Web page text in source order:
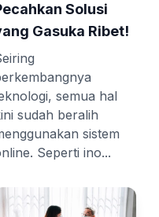
Solusi
Gasuka Ribet!
semua hal
sudah beralih
sistem
Seperti ino...